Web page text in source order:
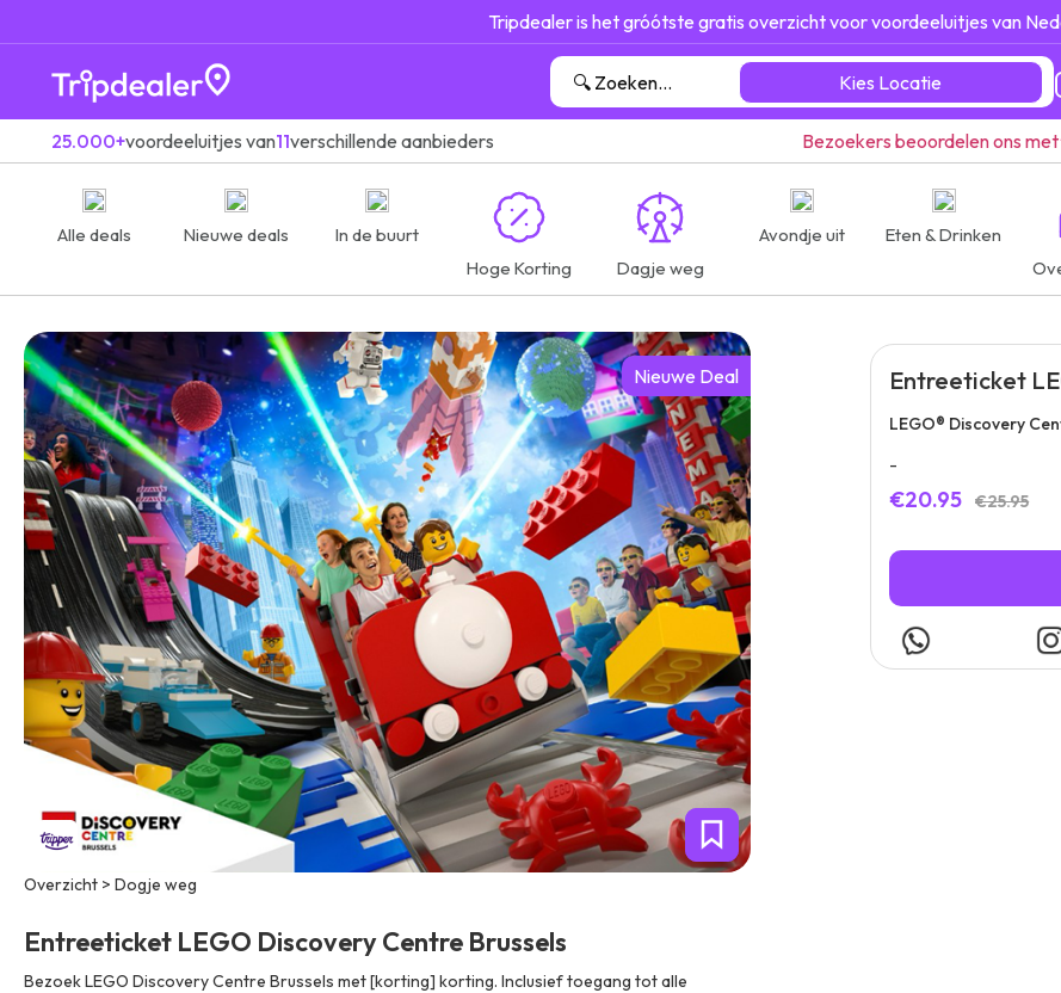
Tripdealer is het gróótste gratis overzicht voor voordeeluitjes van
Kies Locatie
25.000+voordeeluitjes van11verschillende aanbieders Bezoekers beoordelen ons met
Alle deals Nieuwe deals
In de buurt
Hoge Korting
Dagje weg
Avondje uit
Eten & Drinken
Nieuwe Deal
Overzicht > Dogje weg
Entreeticket LEGO Discovery Centre Brussels
Bezoek LEGO Discovery Centre Brussels met [korting] korting. Inclusief toegang tot alle
Entreeticket
LEGO® Discovery
-
€20.95 €25.95